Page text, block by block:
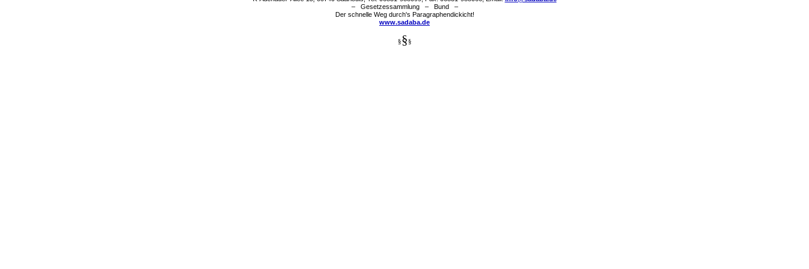
– Gesetzessammlung – Bund –
Der schnelle Weg durch's Paragraphendickicht!
www.sadaba.de
§§ §